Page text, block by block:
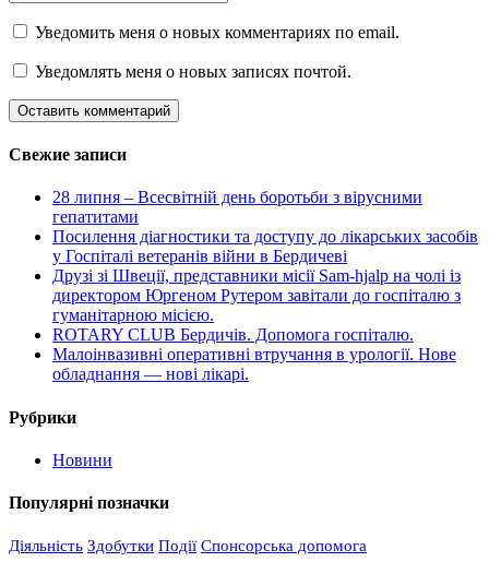
Уведомить меня о новых комментариях по email.
Уведомлять меня о новых записях почтой.
Свежие записи
28 липня – Всесвітній день боротьби з вірусними
гепатитами
Посилення діагностики та доступу до лікарських засобів
у Госпіталі ветеранів війни в Бердичеві
Друзі зі Швеції, представники місії Sam-hjalp на чолі із
директором Юргеном Рутером завітали до госпіталю з
гуманітарною місією.
ROTARY CLUB Бердичів. Допомога госпіталю.
Малоінвазивні оперативні втручання в урології. Нове
обладнання — нові лікарі.
Рубрики
Новини
Популярні позначки
Діяльність Здобутки Події Спонсорська допомога